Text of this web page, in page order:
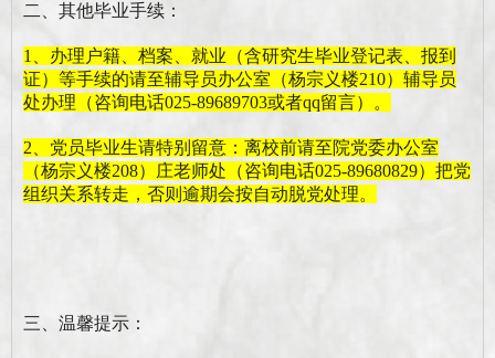
二 其他毕业手续 ：
1、办理户籍、档案、就业（含研究生毕业登记表、报到
证）等手续的请至辅导员办公室（杨宗义楼210） 辅导员
处办理（咨询电话025-89689703或者qq留言）。
2、党员毕业生请特别留意：离校前请至院党委办公室
（杨宗义楼208）庄老师处（咨询电话025-89680829）把党
组织关系转走，否则逾期会按自动脱党处理。
三、温馨提示：